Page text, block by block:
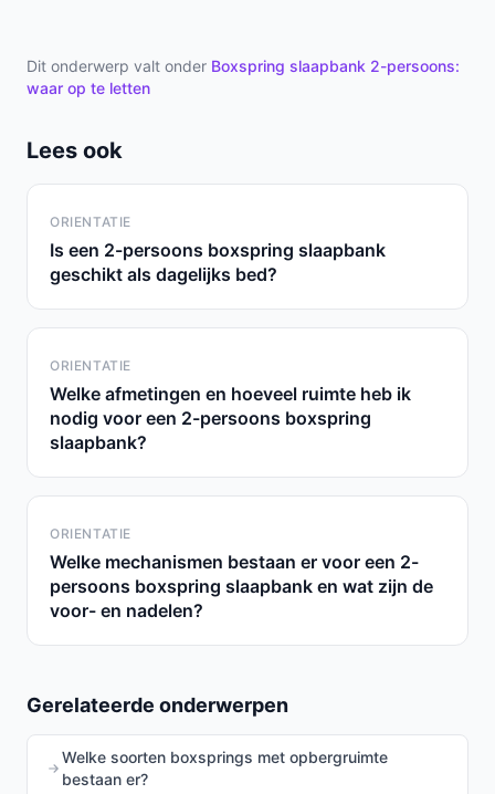
Dit onderwerp valt onder Boxspring slaapbank 2-persoons:
waar op te letten
Lees ook
ORIENTATIE
Is een 2-persoons boxspring slaapbank
geschikt als dagelijks bed?
ORIENTATIE
Welke afmetingen en hoeveel ruimte heb ik
nodig voor een 2-persoons boxspring
slaapbank?
ORIENTATIE
Welke mechanismen bestaan er voor een 2-
persoons boxspring slaapbank en wat zijn de
voor- en nadelen?
Gerelateerde onderwerpen
Welke soorten boxsprings met opbergruimte
bestaan er?